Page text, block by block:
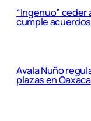
“Ingenuo” ceder
cumple
Avala Nuño
plazas en Oaxaca